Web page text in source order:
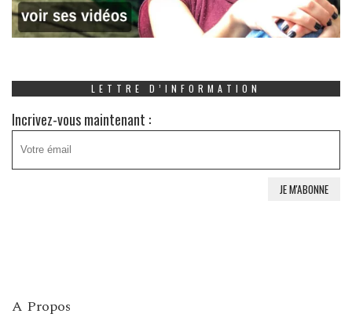
LETTRE D’INFORMATION
Incrivez-vous maintenant :
A Propos